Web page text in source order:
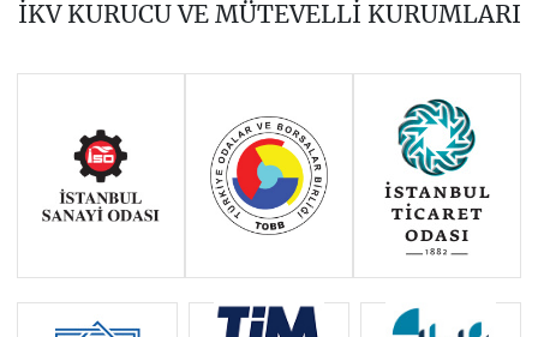
İKV KURUCU VE MÜTEVELLİ KURUMLARI